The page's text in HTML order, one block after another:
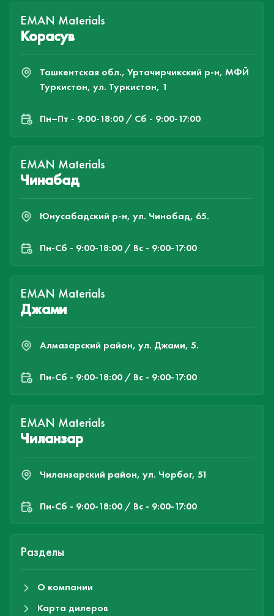
EMAN Materials
Корасув
Ташкентская обл., Уртачирчикский р-н, МФЙ
Туркистон, ул. Туркистон, 1
Пн–Пт - 9:00-18:00 / Сб - 9:00-17:00
EMAN Materials
Чинабад
Юнусабадский р-н, ул. Чинобад, 65.
Пн-Cб - 9:00-18:00 / Вс - 9:00-17:00
EMAN Materials
Джами
Алмазарский район, ул. Джами, 5.
Пн-Cб - 9:00-18:00 / Вс - 9:00-17:00
EMAN Materials
Чиланзар
Чиланзарский район, ул. Чорбог, 51
Пн-Cб - 9:00-18:00 / Вс - 9:00-17:00
Разделы
О компании
Карта дилеров